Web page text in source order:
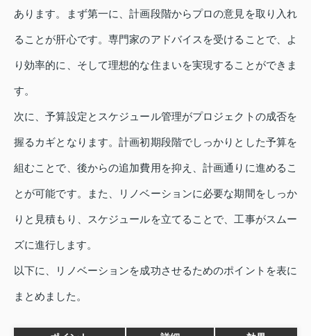
あります。まず第一に、計画段階からプロの意見を取り入れ
ることが肝心です。専門家のアドバイスを受けることで、よ
り効率的に、そして理想的な住まいを実現することができま
す。
次に、予算設定とスケジュール管理がプロジェクトの成否を
握るカギとなります。計画初期段階でしっかりとした予算を
組むことで、後からの追加費用を抑え、計画通りに進めるこ
とが可能です。また、リノベーションに必要な期間をしっか
りと見積もり、スケジュールを立てることで、工事がスムー
ズに進行します。
以下に、リノベーションを成功させるためのポイントを表に
まとめました。